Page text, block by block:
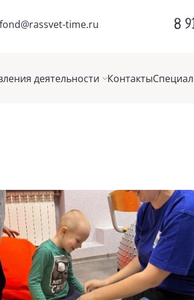
fond@rassvet-time.ru 8
деятельности Контакты